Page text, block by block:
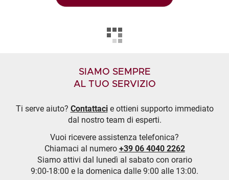
SIAMO SEMPRE
AL TUO SERVIZIO
Ti serve aiuto? Contattacie ottieni supporto immediato
dal nostro team di esperti.
Vuoi ricevere assistenza telefonica?
Chiamaci al numero +39 06 4040 2262
Siamo attivi dal lunedì al sabato con orario
9:00-18:00 e la domenica dalle 9:00 alle 13:00.